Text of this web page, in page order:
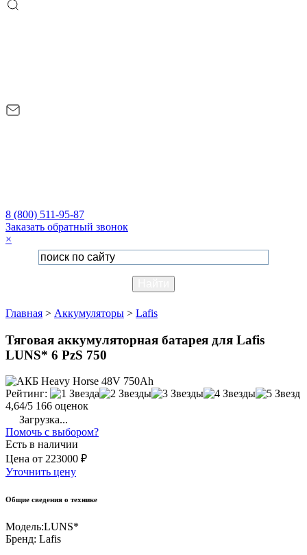
8 (800) 511-95-87
Заказать обратный звонок
×
Главная > Аккумуляторы > Lafis
Тяговая аккумуляторная батарея для Lafis
LUNS* 6 PzS 750
Рейтинг:
4,64/5 166 оценок
Загрузка...
Помочь с выбором?
Есть в наличии
Цена от 223000 ₽
Уточнить цену
Общие сведения о технике
Модель:LUNS*
Бренд: Lafis